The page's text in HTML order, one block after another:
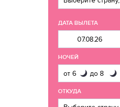
ДАТА ВЫЛЕТА
НОЧЕЙ
ОТКУДА